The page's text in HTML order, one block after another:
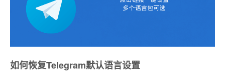
如何恢复Telegram默认语言设置